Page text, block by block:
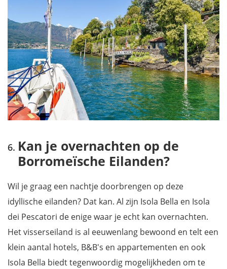
Kan je overnachten op de
Borromeïsche Eilanden?
Wil je graag een nachtje doorbrengen op deze
idyllische eilanden? Dat kan. Al zijn Isola Bella en Isola
dei Pescatori de enige waar je echt kan overnachten.
Het visserseiland is al eeuwenlang bewoond en telt een
klein aantal hotels, B&B's en appartementen en ook
Isola Bella biedt tegenwoordig mogelijkheden om te